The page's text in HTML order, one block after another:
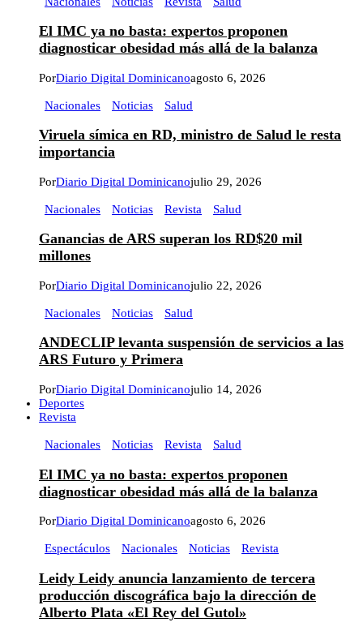
El IMC ya no basta: expertos proponen
diagnosticar obesidad más allá de la balanza
PorDiario Digital Dominicanoagosto 6, 2026
Nacionales Noticias Salud
Viruela símica en RD, ministro de Salud le resta
importancia
PorDiario Digital Dominicanojulio 29, 2026
Nacionales Noticias Revista Salud
Ganancias de ARS superan los RD$20 mil
millones
PorDiario Digital Dominicanojulio 22, 2026
Nacionales Noticias Salud
ANDECLIP levanta suspensión de servicios a las
ARS Futuro y Primera
PorDiario Digital Dominicanojulio 14, 2026
Deportes
Revista
Nacionales Noticias Revista Salud
El IMC ya no basta: expertos proponen
diagnosticar obesidad más allá de la balanza
PorDiario Digital Dominicanoagosto 6, 2026
Espectáculos Nacionales Noticias Revista
Leidy Leidy anuncia lanzamiento de tercera
producción discográfica bajo la dirección de
Alberto Plata «El Rey del Gutol»